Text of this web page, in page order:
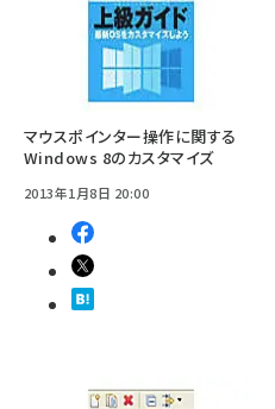
マウスポインター操作に関する
Windows 8のカスタマイズ
2013年1月8日 20:00